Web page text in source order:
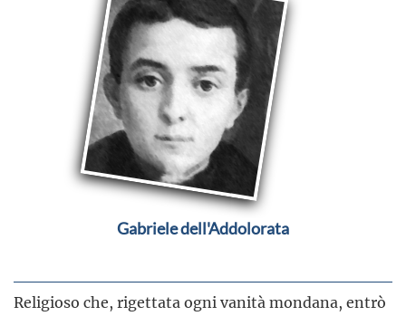
Gabriele dell'Addolorata
Religioso che, rigettata ogni vanità mondana, entrò